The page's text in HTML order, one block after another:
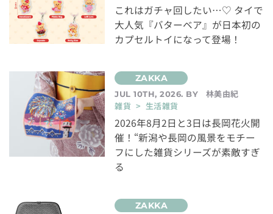
これはガチャ回したい…♡ タイで
大人気『バターベア』が日本初の
カプセルトイになって登場！
JUL 10TH, 2026. BY
林美由紀
雑貨 > 生活雑貨
2026年8月2日と3日は長岡花火開
催！“新潟や長岡の風景をモチー
フにした雑貨シリーズが素敵すぎ
る